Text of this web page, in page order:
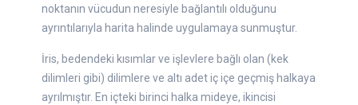
noktanın vücudun neresiyle bağlantılı olduğunu
ayrıntılarıyla harita halinde uygulamaya sunmuştur.
İris, bedendeki kısımlar ve işlevlere bağlı olan (kek
dilimleri gibi) dilimlere ve altı adet iç içe geçmiş halkaya
ayrılmıştır. En içteki birinci halka mideye, ikincisi